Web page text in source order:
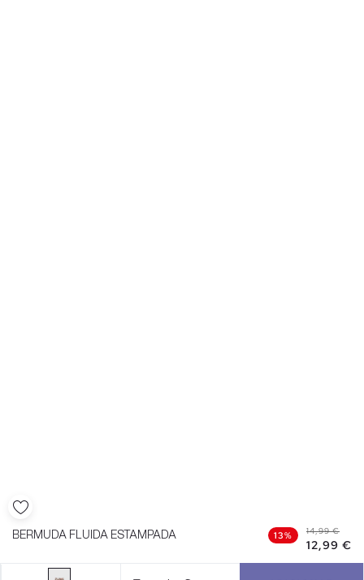
BERMUDA FLUIDA ESTAMPADA 13% 14,99 €
12,99 €